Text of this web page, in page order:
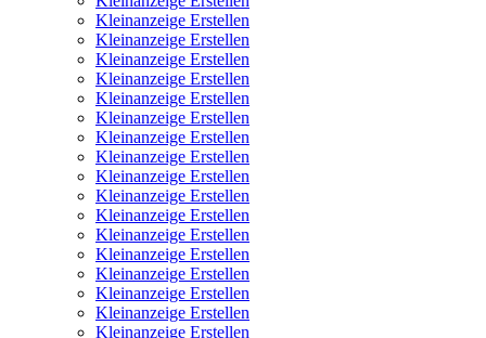
Kleinanzeige Erstellen
Kleinanzeige Erstellen
Kleinanzeige Erstellen
Kleinanzeige Erstellen
Kleinanzeige Erstellen
Kleinanzeige Erstellen
Kleinanzeige Erstellen
Kleinanzeige Erstellen
Kleinanzeige Erstellen
Kleinanzeige Erstellen
Kleinanzeige Erstellen
Kleinanzeige Erstellen
Kleinanzeige Erstellen
Kleinanzeige Erstellen
Kleinanzeige Erstellen
Kleinanzeige Erstellen
Kleinanzeige Erstellen